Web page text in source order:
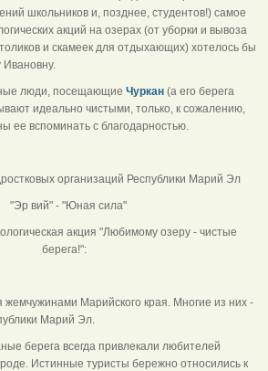
школьников и, позднее, студентов!) самое
акций на озерах (от уборки и вывоза
и скамеек для отдыхающих) хотелось бы
Ивановну.
люди, посещающие Чуркан (а его берега
идеально чистыми, только, к сожалению,
ее вспоминать с благодарностью.
организаций Республики Марий Эл
"Эр вий" - "Юная сила"
акция "Любимому озеру - чистые
берега!":
Марийского края. Многие из них -
Марий Эл.
берега всегда привлекали любителей
Истинные туристы бережно относились к